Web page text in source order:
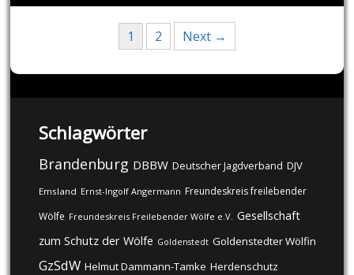
navigation
1 2 Next →
Schlagwörter
Brandenburg DBBW Deutscher Jagdverband DJV
Emsland Ernst-Ingolf Angermann Freundeskreis freilebender
Wölfe Freundeskreis Freilebender Wölfe e.V. Gesellschaft
zum Schutz der Wölfe Goldenstedt Goldenstedter Wölfin
GzSdW Helmut Dammann-Tamke Herdenschutz